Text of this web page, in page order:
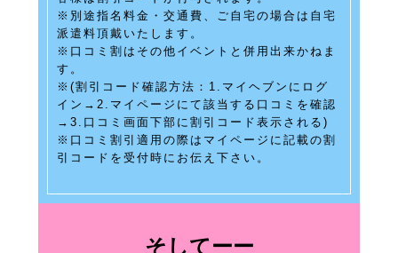
※別途指名料金・交通費、ご自宅の場合は自宅
派遣料頂戴いたします。
※口コミ割はその他イベントと併用出来かねま
す。​
※(割引コード確認方法：1.マイヘブンにログ
イン→2.マイページにて該当する口コミを確認
→3.口コミ画面下部に割引コード表示される)​
※口コミ割引適用の際はマイページに記載の割
引コードを受付時にお伝え下さい。
そしてーー